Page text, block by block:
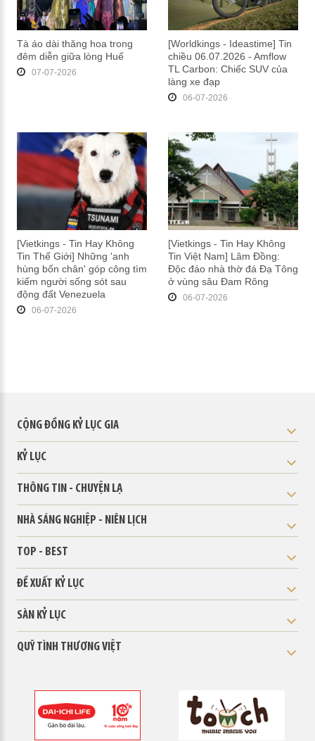
Tà áo dài thăng hoa trong
đêm diễn giữa lòng Huế
07-07-2026
[Worldkings - Ideastime] Tin
chiều 06.07.2026 - Amflow
TL Carbon: Chiếc SUV của
làng xe đạp
06-07-2026
[Vietkings - Tin Hay Không
Tin Thế Giới] Những 'anh
hùng bốn chân' góp công tìm
kiếm người sống sót sau
động đất Venezuela
06-07-2026
[Vietkings - Tin Hay Không
Tin Việt Nam] Lâm Đồng:
Độc đáo nhà thờ đá Đạ Tông
ở vùng sâu Đam Rông
06-07-2026
CỘNG ĐỒNG KỶ LỤC GIA
KỶ LỤC
THÔNG TIN - CHUYỆN LẠ
NHÀ SÁNG NGHIỆP - NIÊN LỊCH
TOP - BEST
ĐỀ XUẤT KỶ LỤC
SÀN KỶ LỤC
QUỸ TÌNH THƯƠNG VIỆT